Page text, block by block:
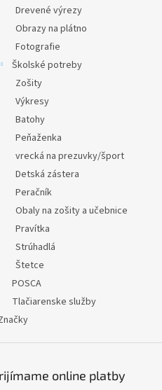
Drevené výrezy
Obrazy na plátno
Fotografie
Školské potreby
Zošity
Výkresy
Batohy
Peňaženka
vrecká na prezuvky/šport
Detská zástera
Peračník
Obaly na zošity a učebnice
Pravítka
Strúhadlá
Štetce
POSCA
Tlačiarenske služby
online platby